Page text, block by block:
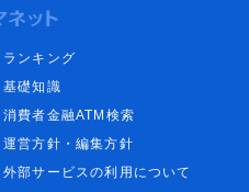
ランキング
基礎知識
消費者金融ATM検索
運営方針・編集方針
外部サービスの利用について